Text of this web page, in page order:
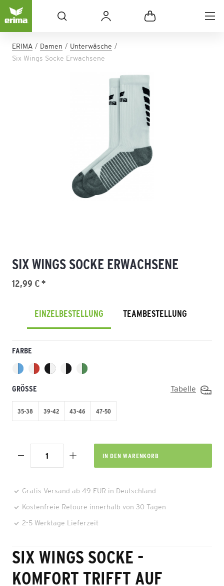
ERIMA Damen
Unterwäsche
Six Wings Socke Erwachsene
SIX WINGS SOCKE ERWACHSENE
12,99 € *
EINZELBESTELLUNG TEAMBESTELLUNG
FARBE
GRÖSSE Tabelle
35-38 39-42 43-46 47-50
IN DEN WARENKORB
Gratis Versand ab 49 EUR in Deutschland
Kostenfreie Retoure innerhalb von 30 Tagen
2-5 Werktage Lieferzeit
SIX WINGS SOCKE -
KOMFORT TRIFFT AUF